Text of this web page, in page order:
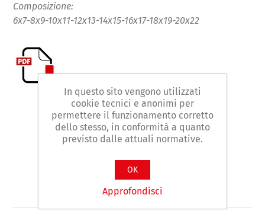
Composizione:
6x7-8x9-10x11-12x13-14x15-16x17-18x19-20x22
Contattaci
In questo sito vengono utilizzati
cookie tecnici e anonimi per
permettere il funzionamento corretto
dello stesso, in conformità a quanto
previsto dalle attuali normative.
OK
Approfondisci